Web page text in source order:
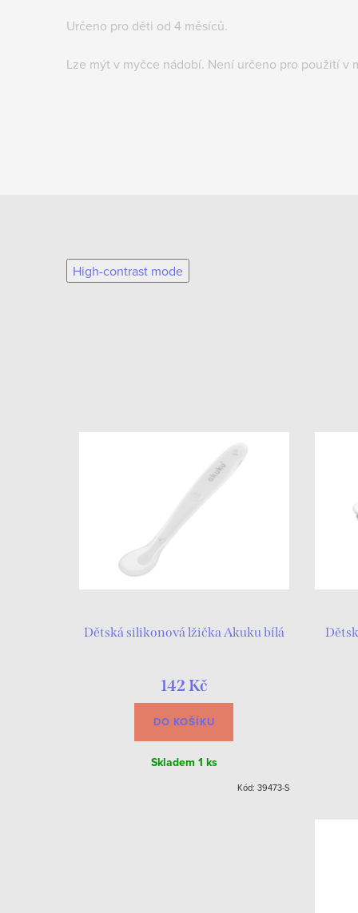
Určeno pro děti od 4 měsíců.
Lze mýt v myčce nádobí. Není určeno pro použití v
High-contrast mode
Dětská silikonová lžička Akuku bílá
142 Kč
DO KOŠÍKU
Skladem 1 ks
Kód: 39473-S